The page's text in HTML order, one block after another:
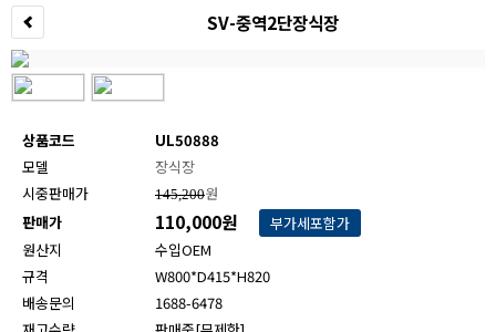
SV-중역2단장식장
상품코드
UL50888
모델
장식장
시중판매가
145,200원
판매가
110,000원
부가세포함가
원산지
수입OEM
규격
W800*D415*H820
배송문의
1688-6478